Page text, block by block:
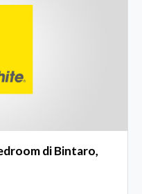
di Bintaro,